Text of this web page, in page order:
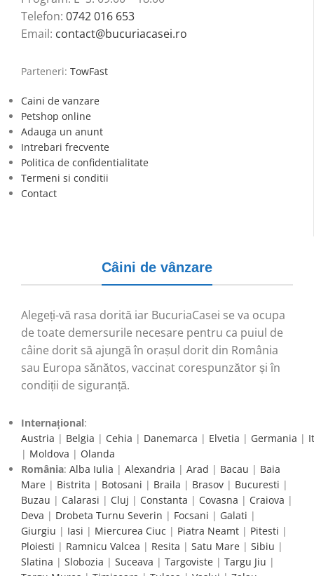
Telefon: 0742 016 653
Email: contact@bucuriacasei.ro
Parteneri: TowFast
Caini de vanzare
Petshop online
Adauga un anunt
Intrebari frecvente
Politica de confidentialitate
Termeni si conditii
Contact
Câini de vânzare
Alegeți-vă rasa dorită iar BucuriaCasei se va ocupa
de toate demersurile necesare pentru ca puiul de
câine dorit să ajungă în orașul dorit din România
sau Europa sănătos, vaccinat corespunzător și în
condiții de siguranță.
Internațional:
Austria | Belgia | Cehia | Danemarca | Elvetia | Germania |
| Moldova | Olanda
România: Alba Iulia | Alexandria | Arad | Bacau | Baia
Mare | Bistrita | Botosani | Braila | Brasov | Bucuresti |
Buzau | Calarasi | Cluj | Constanta | Covasna | Craiova |
Deva | Drobeta Turnu Severin | Focsani | Galati |
Giurgiu | Iasi | Miercurea Ciuc | Piatra Neamt | Pitesti |
Ploiesti | Ramnicu Valcea | Resita | Satu Mare | Sibiu |
Slatina | Slobozia | Suceava | Targoviste | Targu Jiu |